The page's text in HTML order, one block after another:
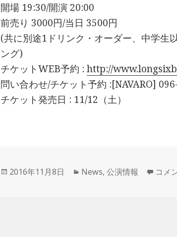
開場 19:30/開演 20:00
前売り 3000円/当日 3500円
(共に別途1ドリンク・オーダー、中学生
ング)
チケットWEB予約 :http://
問い合わせ/チケット予約 :[NAVARO]
チケット発売日 : 11/12（土）
投
2016年11月8日
カ
News,公演情報 ASA-
コメ